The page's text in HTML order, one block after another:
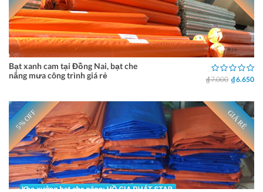
Bạt xanh cam tại Đồng Nai, bạt che
nắng mưa công trình giá rẻ
₫ 7.000 ₫ 6.650
5% OFF GIÁ RẺ